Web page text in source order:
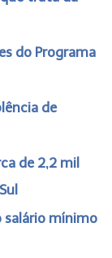
do Programa
de
de 2,2 mil
salário mínimo